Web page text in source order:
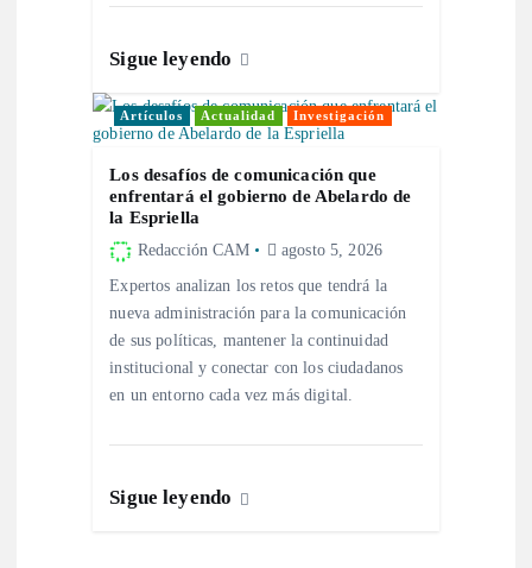
Sigue leyendo
Artículos Actualidad Investigación
Los desafíos de comunicación que
enfrentará el gobierno de Abelardo de
la Espriella
Redacción CAM agosto 5, 2026
Expertos analizan los retos que tendrá la
nueva administración para la comunicación
de sus políticas, mantener la continuidad
institucional y conectar con los ciudadanos
en un entorno cada vez más digital.
Sigue leyendo